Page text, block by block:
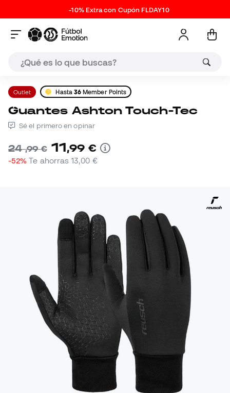
-10% Extra con Cupón FLDAY10
Outlet Hasta 36 Member Points
Guantes Ashton Touch-Tec
Sé el primero en opinar
24,99 € 11,99 €
-52% Te ahorras13,00 €